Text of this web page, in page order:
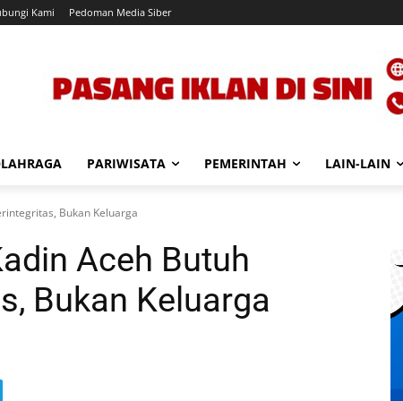
Kami Pedoman Media Siber
PARIWISATA PEMERINTAH LAIN-LAIN
Bukan Keluarga
Aceh Butuh
Bukan Keluarga